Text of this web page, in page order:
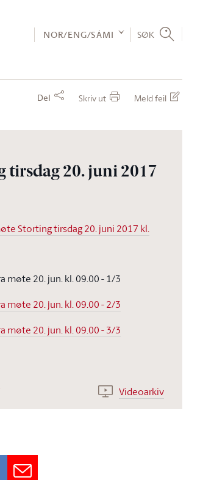
NOR/ENG/SÁMI SØK
Del Skriv ut Meld feil
tirsdag 20. juni 2017
Storting tirsdag 20. juni 2017 kl.
møte 20. jun. kl. 09.00 - 1/3
møte 20. jun. kl. 09.00 - 2/3
møte 20. jun. kl. 09.00 - 3/3
Videoarkiv